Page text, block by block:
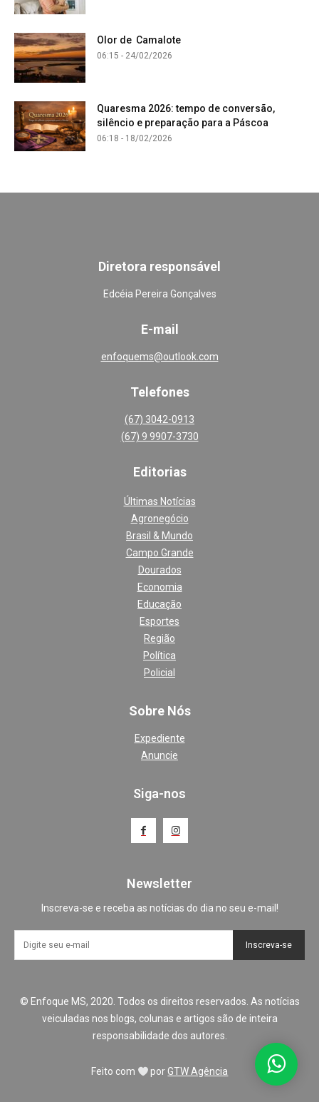
Olor de Camalote
06:15 - 24/02/2026
Quaresma 2026: tempo de conversão,
silêncio e preparação para a Páscoa
06:18 - 18/02/2026
Diretora responsável
Edcéia Pereira Gonçalves
E-mail
enfoquems@outlook.com
Telefones
(67) 3042-0913
(67) 9 9907-3730
Editorias
Últimas Notícias
Agronegócio
Brasil & Mundo
Campo Grande
Dourados
Economia
Educação
Esportes
Região
Política
Policial
Sobre Nós
Expediente
Anuncie
Siga-nos
Newsletter
Inscreva-se e receba as notícias do dia no seu e-mail!
Inscreva-se
© Enfoque MS, 2020. Todos os direitos reservados. As notícias
veiculadas nos blogs, colunas e artigos são de inteira
responsabilidade dos autores.
Feito com porGTW Agência